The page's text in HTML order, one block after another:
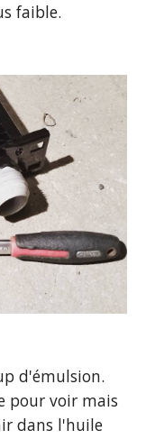
faible.
d'émulsion.
pour voir mais
dans l'huile